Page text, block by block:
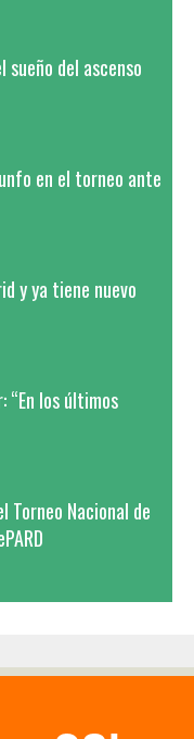
sueño del ascenso
en el torneo ante
y ya tiene nuevo
“En los últimos
Torneo Nacional de